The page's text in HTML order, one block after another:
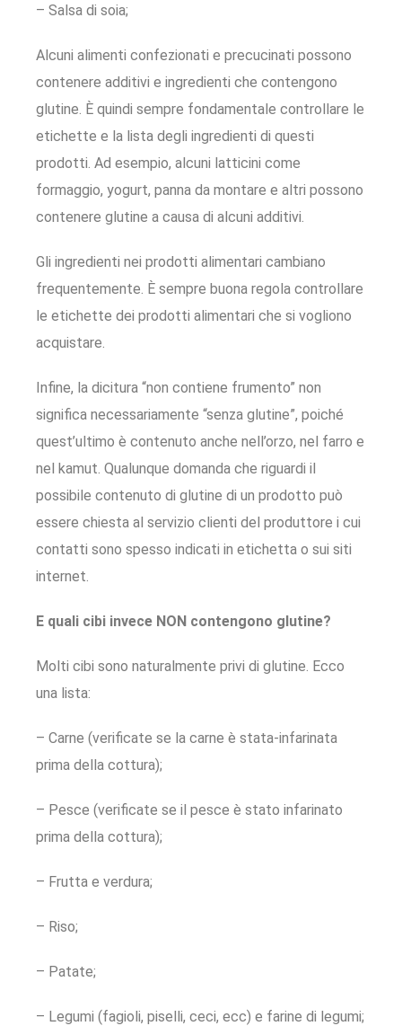
– Salsa di soia;
Alcuni alimenti confezionati e precucinati possono
contenere additivi e ingredienti che contengono
glutine. È quindi sempre fondamentale controllare le
etichette e la lista degli ingredienti di questi
prodotti. Ad esempio, alcuni latticini come
formaggio, yogurt, panna da montare e altri possono
contenere glutine a causa di alcuni additivi.
Gli ingredienti nei prodotti alimentari cambiano
frequentemente. È sempre buona regola controllare
le etichette dei prodotti alimentari che si vogliono
acquistare.
Infine, la dicitura “non contiene frumento” non
significa necessariamente “senza glutine”, poiché
quest’ultimo è contenuto anche nell’orzo, nel farro e
nel kamut. Qualunque domanda che riguardi il
possibile contenuto di glutine di un prodotto può
essere chiesta al servizio clienti del produttore i cui
contatti sono spesso indicati in etichetta o sui siti
internet.
E quali cibi invece NON contengono glutine?
Molti cibi sono naturalmente privi di glutine. Ecco
una lista:
– Carne (verificate se la carne è stata-infarinata
prima della cottura);
– Pesce (verificate se il pesce è stato infarinato
prima della cottura);
– Frutta e verdura;
– Riso;
– Patate;
– Legumi (fagioli, piselli, ceci, ecc) e farine di legumi;